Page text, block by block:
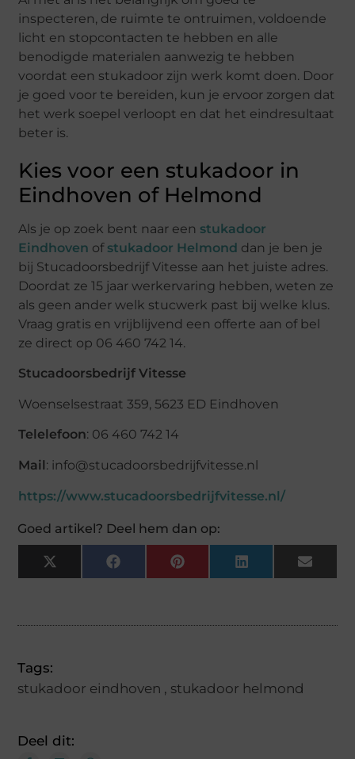
inspecteren, de ruimte te ontruimen, voldoende
licht en stopcontacten te hebben en alle
benodigde materialen aanwezig te hebben
voordat een stukadoor zijn werk komt doen. Door
je goed voor te bereiden, kun je ervoor zorgen dat
het werk soepel verloopt en dat het eindresultaat
beter is.
Kies voor een stukadoor in
Eindhoven of Helmond
Als je op zoek bent naar een stukadoor
Eindhoven of stukadoor Helmond dan je ben je
bij Stucadoorsbedrijf Vitesse aan het juiste adres.
Doordat ze 15 jaar werkervaring hebben, weten ze
als geen ander welk stucwerk past bij welke klus.
Vraag gratis en vrijblijvend een offerte aan of bel
ze direct op 06 460 742 14.
Stucadoorsbedrijf Vitesse
Woenselsestraat 359, 5623 ED Eindhoven
Telelefoon: 06 460 742 14
Mail: info@stucadoorsbedrijfvitesse.nl
https://www.stucadoorsbedrijfvitesse.nl/
Goed artikel? Deel hem dan op:
X
(Twitter)
FacebookPinterestLinkedInEmail
Tags:
stukadoor eindhoven , stukadoor helmond
Deel dit: